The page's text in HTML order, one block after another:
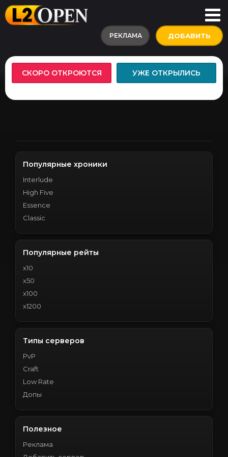
РЕКЛАМА ДОБАВИТЬ
СКОРО ОТКРОЮТСЯ УЖЕ ОТКРЫЛИСЬ
Популярные хроники
Interlude
High Five
Essence
Classic
Популярные рейты
x10
x50
x100
x1200
Типы серверов
PvP
Craft
Low Rate
Допы
Полезное
Реклама